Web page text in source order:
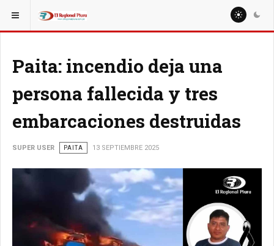
ESTÁ AQUÍ: REGIÓN PIURA
Paita: incendio deja una
persona fallecida y tres
embarcaciones destruidas
SUPER USER PAITA 13 SEPTIEMBRE 2025